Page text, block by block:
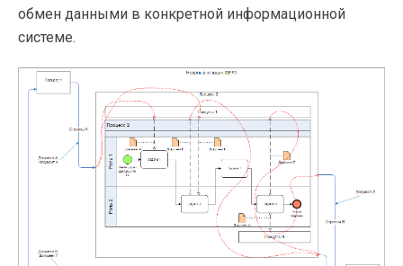
обмен данными в конкретной информационной
системе.